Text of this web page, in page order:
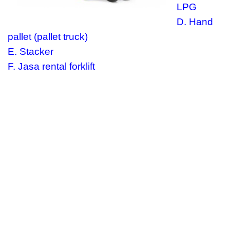
LPG
D. Hand
pallet (pallet truck)
E. Stacker
F. Jasa rental forklift